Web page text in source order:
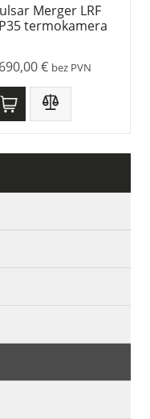
Merger LRF
termokamera
€ bez PVN